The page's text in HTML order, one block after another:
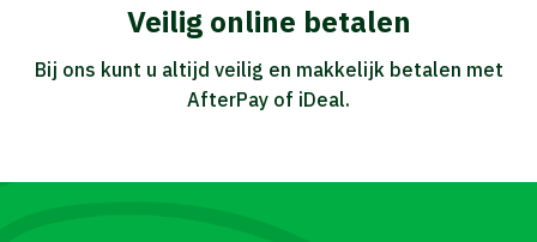
Veilig online betalen
Bij ons kunt u altijd veilig en makkelijk betalen met
AfterPay of iDeal.